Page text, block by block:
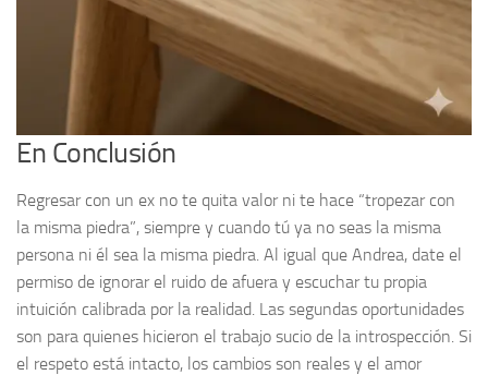
En Conclusión
Regresar con un ex no te quita valor ni te hace “tropezar con
la misma piedra”, siempre y cuando tú ya no seas la misma
persona ni él sea la misma piedra. Al igual que Andrea, date el
permiso de ignorar el ruido de afuera y escuchar tu propia
intuición calibrada por la realidad. Las segundas oportunidades
son para quienes hicieron el trabajo sucio de la introspección. Si
el respeto está intacto, los cambios son reales y el amor